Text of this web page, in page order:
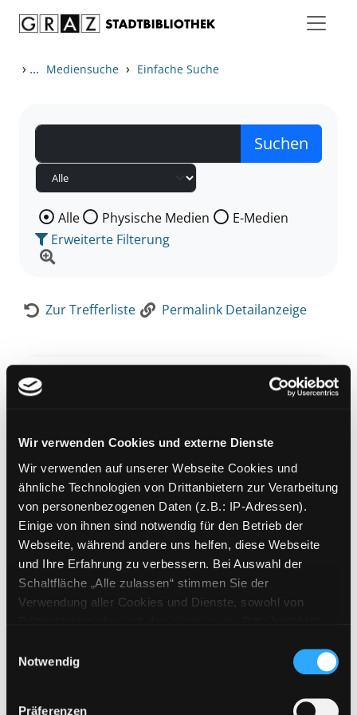
Wir verwenden Cookies und externe Dienste
Wir verwenden auf unserer Webseite Cookies und
ähnliche Technologien von Drittanbietern zur Verarbeitung
von personenbezogenen Daten (z.B.: IP-Adressen).
Einige von ihnen sind notwendig für den Betrieb der
Webseite, während andere uns helfen, diese Webseite
und Ihre Erfahrung zu verbessern. Bei Auswahl der
Schaltfläche „Alle zulassen“ stimmen Sie der
Verwendung aller Cookies und Dienste, sowohl von
Cookies von Drittanbietern, eine Verarbeitung in
unsicheren Drittländern (Länder außerhalb des EWR
ohne adäquates Datenschutzniveau) stattfinden kann. In
Notwendig
Präferenzen
› ... Mediensuche › Einfache Suche
Wählen Sie die Medienart nach der Sie suchen wollen.
Alle Physische Medien
E-Medien
Erweiterte Filterung
Zur Trefferliste Permalink Detailanzeige
Legenden des Krieges
Mediengruppe:
Belletristik
Gilman, David
Mehr Informationen ein-/ausblenden
Bände